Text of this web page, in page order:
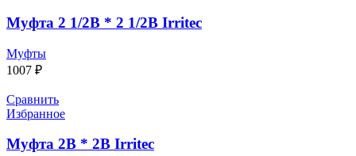
Муфта 2 1/2В * 2 1/2В Irritec
Муфты
1007 ₽
Сравнить
Избранное
Муфта 2В * 2В Irritec